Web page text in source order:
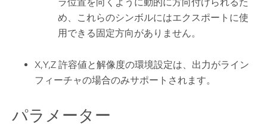
め、これらのシンボルにはエクスポートに使
用できる固定方向がありません。
X,Y,Z 許容値と解像度の環境設定は、出力がライン
フィーチャの場合のみサポートされます。
パラメーター